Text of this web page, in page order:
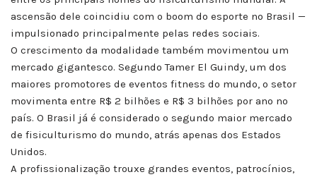
ascensão dele coincidiu com o boom do esporte no Brasil —
impulsionado principalmente pelas redes sociais.
O crescimento da modalidade também movimentou um
mercado gigantesco. Segundo Tamer El Guindy, um dos
maiores promotores de eventos fitness do mundo, o setor
movimenta entre R$ 2 bilhões e R$ 3 bilhões por ano no
país. O Brasil já é considerado o segundo maior mercado
de fisiculturismo do mundo, atrás apenas dos Estados
Unidos.
A profissionalização trouxe grandes eventos, patrocínios,